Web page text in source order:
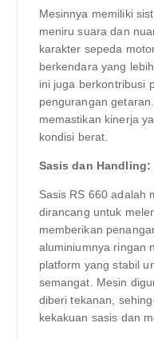
Mesinnya memiliki
meniru suara dan
karakter sepeda
berkendara yang
ini juga berkontribusi
pengurangan
memastikan kinerja
kondisi berat.
Sasis dan Handling:
Sasis RS 660 adalah
dirancang untuk
memberikan
aluminiumnya ringan
platform yang stabil
semangat. Mesin
diberi tekanan,
kekakuan sasis dan